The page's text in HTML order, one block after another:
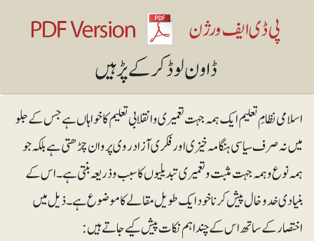
اسلامی نظامِ تعلیم ایک ہمہ جہت تعمیری وانقلابی تعلیم کا خواہاں ہے جس کے جلو
میں نہ صرف سیاسی ہنگامہ خیزی اور فکری آزاد روی پروان چڑھتی ہے بلکہ جو
ہمہ نوع وہمہ جہت مثبت وتعمیری تبدیلیوں کا سبب وذریعہ بنتی ہے۔ اس کے
بنیادی خدوخال پیش کرنا خود ایک طویل مقالے کا موضوع ہے۔ ذیل میں
اختصار کے ساتھ اس کے چند اہم نکات پیش کیے جاتے ہیں: